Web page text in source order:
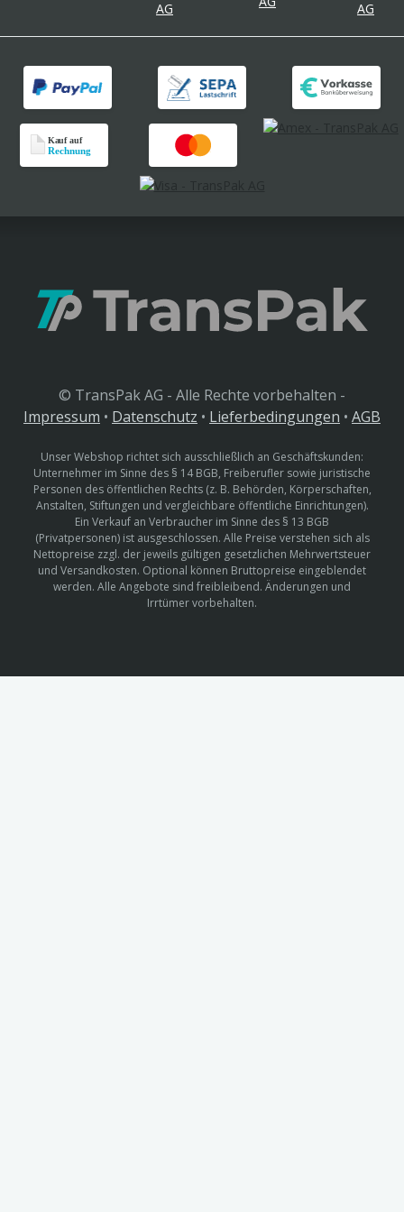
© TransPak AG - Alle Rechte vorbehalten -
Impressum • Datenschutz • Lieferbedingungen • AGB
Unser Webshop richtet sich ausschließlich an Geschäftskunden:
Unternehmer im Sinne des § 14 BGB, Freiberufler sowie juristische
Personen des öffentlichen Rechts (z. B. Behörden, Körperschaften,
Anstalten, Stiftungen und vergleichbare öffentliche Einrichtungen).
Ein Verkauf an Verbraucher im Sinne des § 13 BGB
(Privatpersonen) ist ausgeschlossen. Alle Preise verstehen sich als
Nettopreise zzgl. der jeweils gültigen gesetzlichen Mehrwertsteuer
und Versandkosten. Optional können Bruttopreise eingeblendet
werden. Alle Angebote sind freibleibend. Änderungen und
Irrtümer vorbehalten.